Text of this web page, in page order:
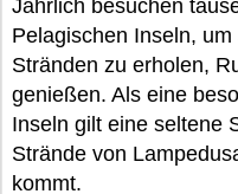
Jährlich besuchen
Pelagischen Inseln,
Stränden zu erholen,
genießen. Als eine
Inseln gilt eine seltene
Strände von
kommt.